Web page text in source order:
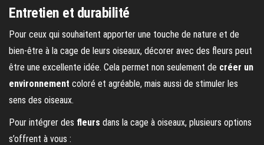
Entretien et durabilité
Pour ceux qui souhaitent apporter une touche de nature et de
bien-être à la cage de leurs oiseaux, décorer avec des fleurs peut
être une excellente idée. Cela permet non seulement de créer un
environnement coloré et agréable, mais aussi de stimuler les
sens des oiseaux.
Pour intégrer des fleurs dans la cage à oiseaux, plusieurs options
s’offrent à vous :